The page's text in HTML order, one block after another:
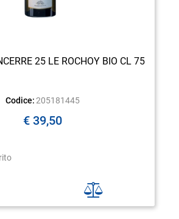
25 LE ROCHOY BIO CL 75
Codice: 205181445
€ 39,50